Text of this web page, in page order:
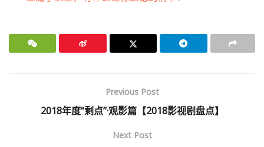
Previous Post
2018年度“剩点”·观影篇【2018影视剧盘点】
Next Post